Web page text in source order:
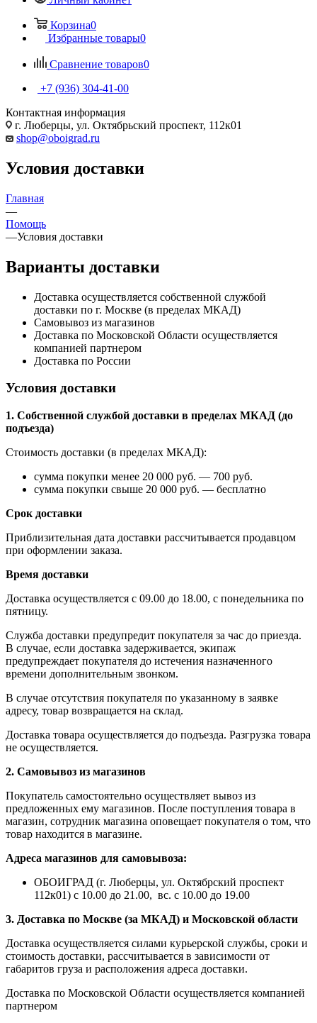
Корзина0
Избранные товары0
Сравнение товаров0
+7 (936) 304-41-00
Контактная информация
г. Люберцы, ул. Октябрьский проспект, 112к01
shop@oboigrad.ru
Условия доставки
Главная
—
Помощь
—Условия доставки
Варианты доставки
Доставка осуществляется собственной службой
доставки по г. Москве (в пределах МКАД)
Самовывоз из магазинов
Доставка по Московской Области осуществляется
компанией партнером
Доставка по России
Условия доставки
1. Собственной службой доставки в пределах МКАД (до
подъезда)
Стоимость доставки (в пределах МКАД):
сумма покупки менее 20 000 руб. — 700 руб.
сумма покупки свыше 20 000 руб. — бесплатно
Срок доставки
Приблизительная дата доставки рассчитывается продавцом
при оформлении заказа.
Время доставки
Доставка осуществляется с 09.00 до 18.00, с понедельника по
пятницу.
Служба доставки предупредит покупателя за час до приезда.
В случае, если доставка задерживается, экипаж
предупреждает покупателя до истечения назначенного
времени дополнительным звонком.
В случае отсутствия покупателя по указанному в заявке
адресу, товар возвращается на склад.
Доставка товара осуществляется до подъезда. Разгрузка товара
не осуществляется.
2. Самовывоз из магазинов
Покупатель самостоятельно осуществляет вывоз из
предложенных ему магазинов. После поступления товара в
магазин, сотрудник магазина оповещает покупателя о том, что
товар находится в магазине.
Адреса магазинов для самовывоза:
ОБОИГРАД (г. Люберцы, ул. Октябрский проспект
112к01) с 10.00 до 21.00, вс. с 10.00 до 19.00
3. Доставка по Москве (за МКАД) и Московской области
Доставка осуществляется силами курьерской службы, сроки и
стоимость доставки, рассчитывается в зависимости от
габаритов груза и расположения адреса доставки.
Доставка по Московской Области осуществляется компанией
партнером